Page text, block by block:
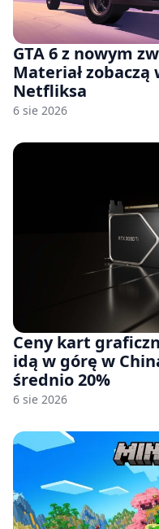
GTA 6 z nowym
Materiał
Netfliksa
6 sie 2026
Ceny kart
idą w górę w
średnio 20%
6 sie 2026